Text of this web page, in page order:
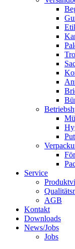
Service
AGB
Kontakt
Downloads
News/Jobs
Jobs